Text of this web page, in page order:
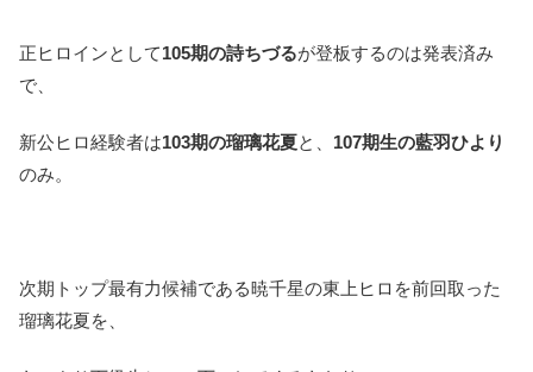
正ヒロインとして105期の詩ちづるが登板するのは発表済み
で、
新公ヒロ経験者は103期の瑠璃花夏と、 107期生の藍羽ひより
のみ。
次期トップ最有力候補である暁千星の東上ヒロを前回取った
瑠璃花夏を、